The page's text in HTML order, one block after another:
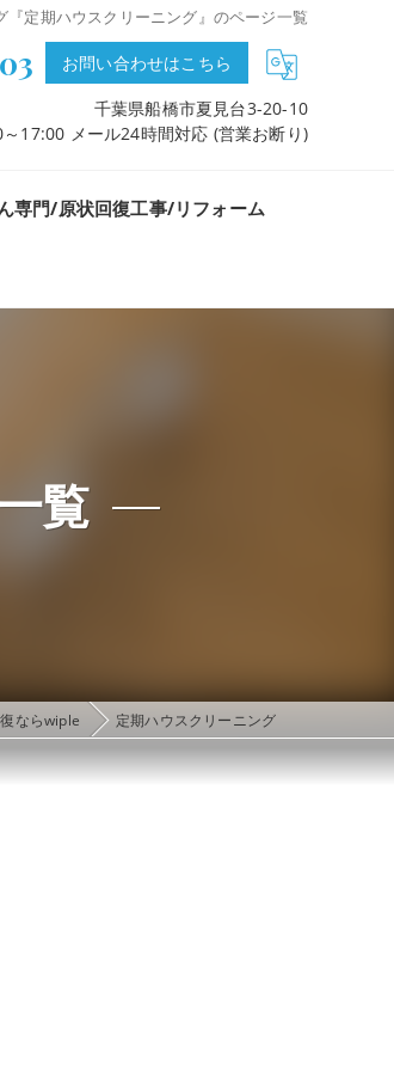
『定期ハウスクリーニング』のページ一覧
お問い合わせはこちら
千葉県船橋市夏見台3-20-10
17:00 メール24時間対応 (営業お断り)
専門/原状回復工事/リフォーム
覧
ならwiple 定期ハウスクリーニング